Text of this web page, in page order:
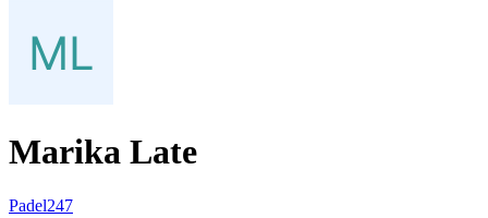
Marika Late
Padel247